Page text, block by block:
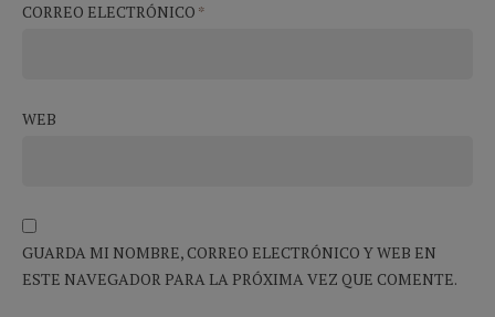
CORREO ELECTRÓNICO *
WEB
GUARDA MI NOMBRE, CORREO ELECTRÓNICO Y WEB EN
ESTE NAVEGADOR PARA LA PRÓXIMA VEZ QUE COMENTE.